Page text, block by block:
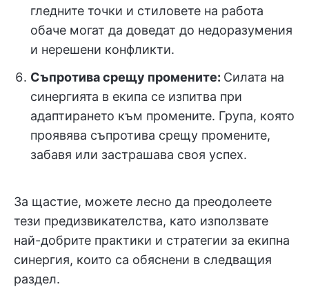
гледните точки и стиловете на работа
обаче могат да доведат до недоразумения
и нерешени конфликти.
Съпротива срещу промените: Силата на
синергията в екипа се изпитва при
адаптирането към промените. Група, която
проявява съпротива срещу промените,
забавя или застрашава своя успех.
За щастие, можете лесно да преодолеете
тези предизвикателства, като използвате
най-добрите практики и стратегии за екипна
синергия, които са обяснени в следващия
раздел.